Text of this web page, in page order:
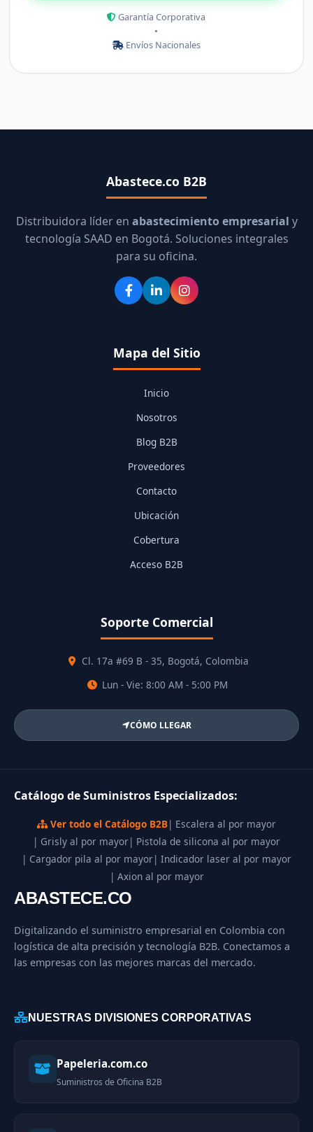
Garantía Corporativa
•
Envíos Nacionales
Abastece.co B2B
Distribuidora líder en abastecimiento empresarial y
tecnología SAAD en Bogotá. Soluciones integrales
para su oficina.
Mapa del Sitio
Inicio
Nosotros
Blog B2B
Proveedores
Contacto
Ubicación
Cobertura
Acceso B2B
Soporte Comercial
Cl. 17a #69 B - 35, Bogotá, Colombia
Lun - Vie: 8:00 AM - 5:00 PM
CÓMO LLEGAR
Catálogo de Suministros Especializados:
Ver todo el Catálogo B2B| Escalera al por mayor
| Grisly al por mayor| Pistola de silicona al por mayor
| Cargador pila al por mayor| Indicador laser al por mayor
| Axion al por mayor
ABASTECE.CO
Digitalizando el suministro empresarial en Colombia con
logística de alta precisión y tecnología B2B. Conectamos a
las empresas con las mejores marcas del mercado.
NUESTRAS DIVISIONES CORPORATIVAS
Papeleria.com.co
Suministros de Oficina B2B